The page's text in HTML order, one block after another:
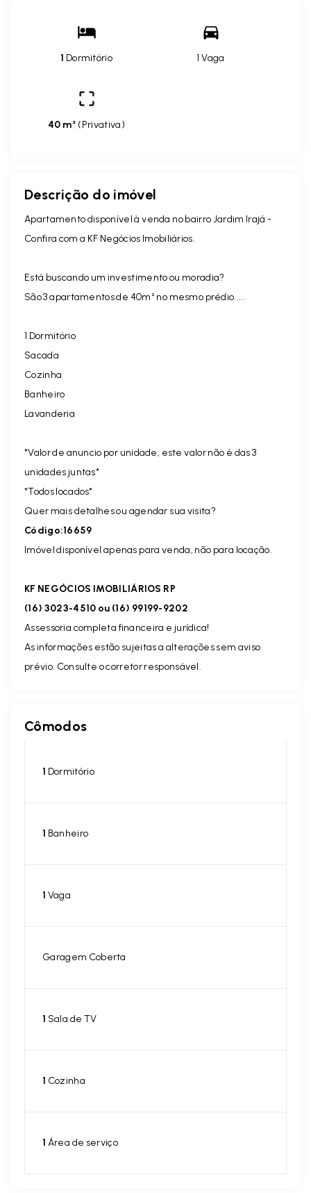
1 Dormitório 1 Vaga
40 m² (Privativa)
Descrição do imóvel
Apartamento disponível à venda no bairro Jardim Irajá -
Confira com a KF Negócios Imobiliários.
Está buscando um investimento ou moradia?
São 3 apartamentos de 40m² no mesmo prédio.....
1 Dormitório
Sacada
Cozinha
Banheiro
Lavanderia
*Valor de anuncio por unidade, este valor não é das 3
unidades juntas*
*Todos locados*
Quer mais detalhes ou agendar sua visita?
Código:16659
Imóvel disponível apenas para venda, não para locação.
KF NEGÓCIOS IMOBILIÁRIOS RP
(16) 3023-4510 ou (16) 99199-9202
Assessoria completa financeira e jurídica!
As informações estão sujeitas a alterações sem aviso
prévio. Consulte o corretor responsável.
Cômodos
1 Dormitório
1 Banheiro
1 Vaga
Garagem Coberta
1 Sala de TV
1 Cozinha
1 Área de serviço